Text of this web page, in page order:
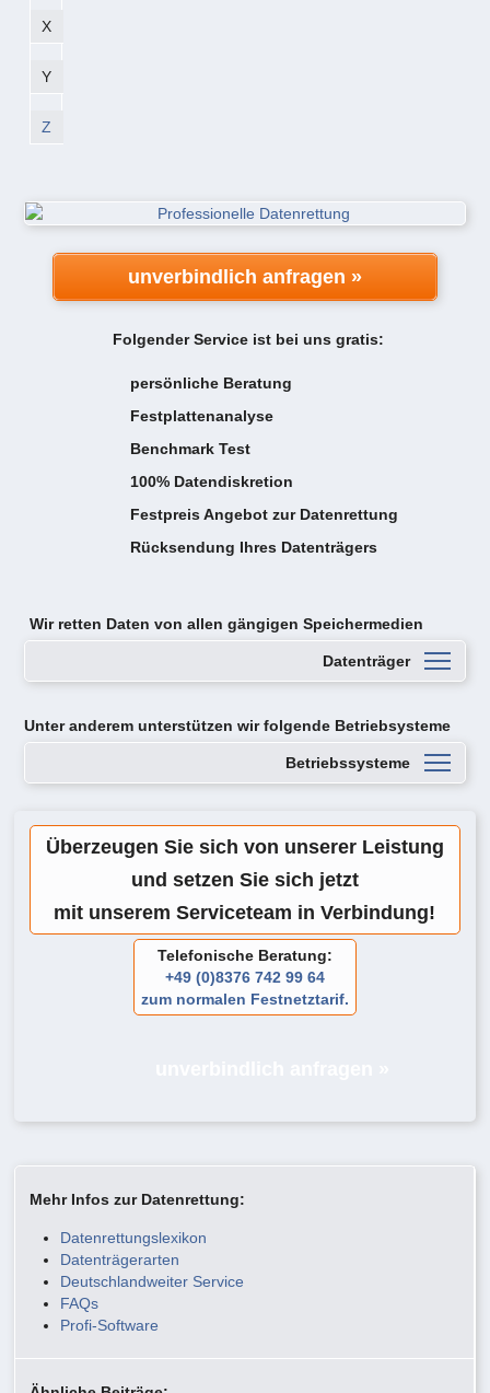
X
Y
Z
unverbindlich anfragen »
Folgender Service ist bei uns gratis:
persönliche Beratung
Festplattenanalyse
Benchmark Test
100% Datendiskretion
Festpreis Angebot zur Datenrettung
Rücksendung Ihres Datenträgers
Wir retten Daten vonallen gängigen Speichermedien
Datenträger
Unter anderem unterstützen wir folgende Betriebsysteme
Betriebssysteme
Überzeugen Sie sich von unserer Leistung
und setzen Sie sich jetzt
mit unserem Serviceteam in Verbindung!
Telefonische Beratung:
+49 (0)8376 742 99 64
zum normalen Festnetztarif.
Mehr Infos zur Datenrettung:
Datenrettungslexikon
Datenträgerarten
Deutschlandweiter Service
FAQs
Profi-Software